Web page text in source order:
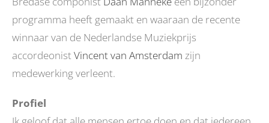
programma heeft gemaakt en waaraan de recente
winnaar van de Nederlandse Muziekprijs
accordeonistVincent van Amsterdam zijn
medewerking verleent.
Profiel